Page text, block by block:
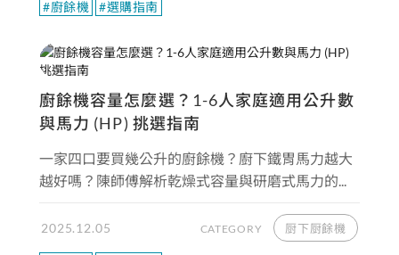
#廚餘機 #選購指南
廚餘機容量怎麼選？1-6人家庭適用公升數
與馬力 (HP) 挑選指南
一家四口要買幾公升的廚餘機？廚下鐵胃馬力越大
越好嗎？陳師傅解析乾燥式容量與研磨式馬力的...
2025.12.05 CATEGORY 厨下厨餘機